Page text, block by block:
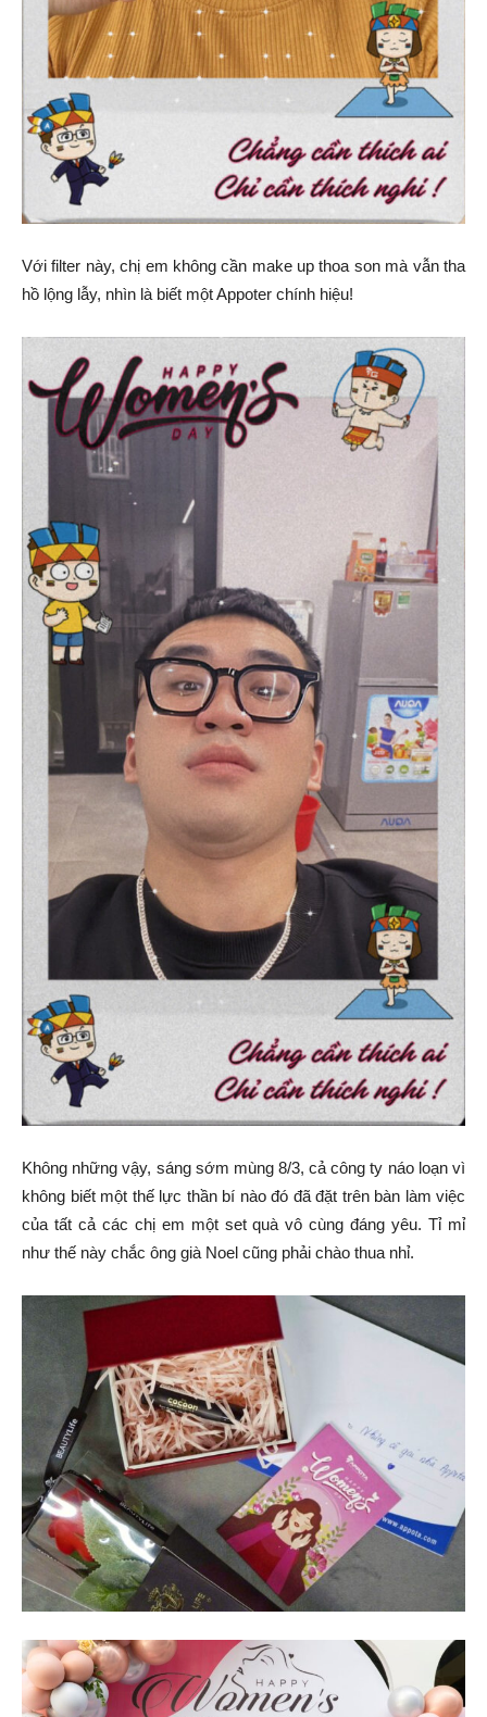
Với filter này, chị em không cần make up thoa son mà vẫn tha
hồ lộng lẫy, nhìn là biết một Appoter chính hiệu!
Không những vậy, sáng sớm mùng 8/3, cả công ty náo loạn vì
không biết một thế lực thần bí nào đó đã đặt trên bàn làm việc
của tất cả các chị em một set quà vô cùng đáng yêu. Tỉ mỉ
như thế này chắc ông già Noel cũng phải chào thua nhỉ.